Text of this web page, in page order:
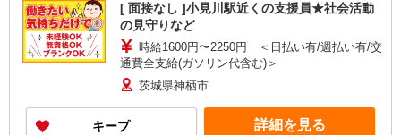
[ 面接なし ]小見川駅近くの支援員★社会活動
の見守りなど
時給1600円〜2250円 ＜日払い有/週払い有/交
通費全支給(ガソリン代含む)＞
茨城県神栖市
キープ 詳細を見る